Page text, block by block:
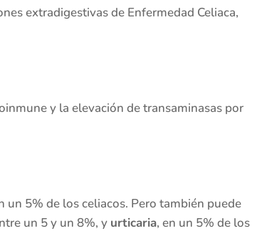
extradigestivas de Enfermedad Celiaca,
y la elevación de transaminasas por
un 5% de los celiacos. Pero también puede
un 5 y un 8%, y urticaria, en un 5% de los